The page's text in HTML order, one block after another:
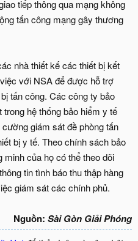
tiếp thông qua mạng không
tấn công mạng gây thương
nhà thiết kế các thiết bị kết
với NSA để được hỗ trợ
tấn công. Các công ty bảo
hệ thống bảo hiểm y tế
giám sát đề phòng tấn
bị y tế. Theo chính sách bảo
của họ có thể theo dõi
tin tình báo thu thập hàng
giám sát các chính phủ.
Nguồn: Sài Gòn Giải Phóng